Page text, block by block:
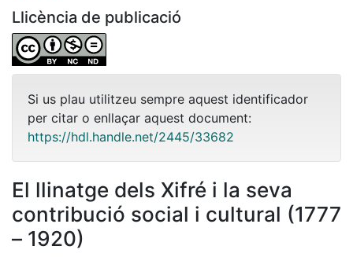
Llicència de publicació
Si us plau utilitzeu sempre aquest identificador
per citar o enllaçar aquest document:
https://hdl.handle.net/2445/33682
El llinatge dels Xifré i la seva
contribució social i cultural (1777
– 1920)